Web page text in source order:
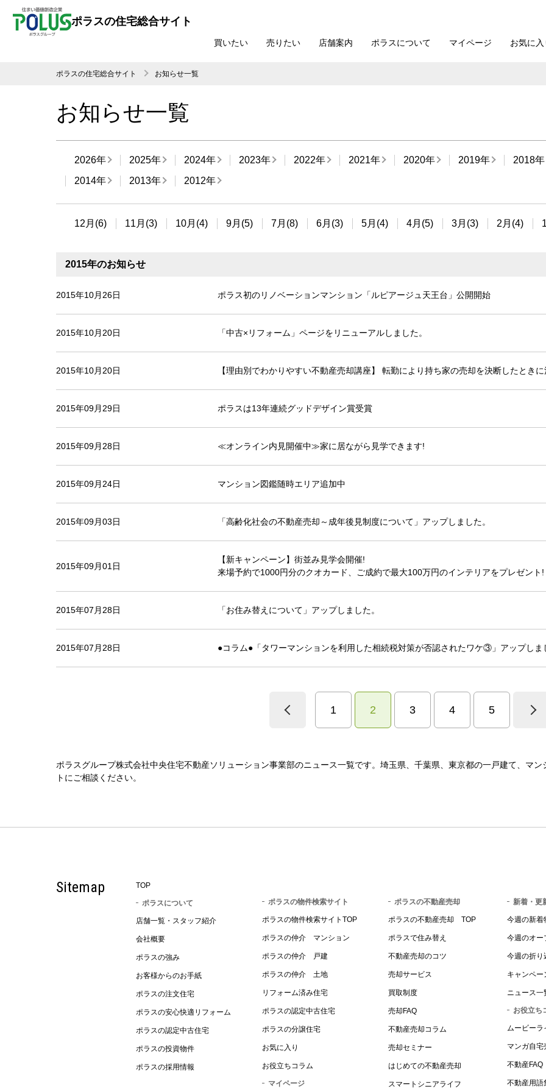
ポラスの住宅総合サイト
買いたい 売りたい 店舗案内 ポラスについて マイページ お気に入
ポラスの住宅総合サイト お知らせ一覧
お知らせ一覧
2026年 2025年 2024年 2023年 2022年 2021年 2020年 2019年 2018年
2014年
2013年 2012年
12月(6) 11月(3) 10月(4) 9月(5) 7月(8) 6月(3) 5月(4) 4月(5) 3月(3) 2月(4)
2015年のお知らせ
2015年10月26日 ポラス初のリノベーションマンション「ルピアージュ天王台」公開開始
2015年10月20日 「中古×リフォーム」ページをリニューアルしました。
2015年10月20日 【理由別でわかりやすい不動産売却講座】 転勤により持ち家の売却を決断したとき
2015年09月29日 ポラスは13年連続グッドデザイン賞受賞
2015年09月28日 ≪オンライン内見開催中≫家に居ながら見学できます!
2015年09月24日 マンション図鑑随時エリア追加中
2015年09月03日 「高齢化社会の不動産売却～成年後見制度について」アップしました。
2015年09月01日
【新キャンペーン】街並み見学会開催!
来場予約で1000円分のクオカード、ご成約で最大100万円のインテリアをプレゼント!
2015年07月28日 「お住み替えについて」アップしました。
2015年07月28日 ●コラム●「タワーマンションを利用した相続税対策が否認されたワケ③」アップしま
1 2 3 4 5
ポラスグループ株式会社中央住宅不動産ソリューション事業部のニュース一覧です。埼玉県、千葉県、東京都の一戸建て、マ
トにご相談ください。
Sitemap TOP
ポラスについて
店舗一覧・スタッフ紹介
会社概要
ポラスの強み
お客様からのお手紙
ポラスの注文住宅
ポラスの安心快適リフォーム
ポラスの認定中古住宅
ポラスの投資物件
ポラスの採用情報
ポラスの物件検索サイト
ポラスの物件検索サイトTOP
ポラスの仲介 マンション
ポラスの仲介 戸建
ポラスの仲介 土地
リフォーム済み住宅
ポラスの認定中古住宅
ポラスの分譲住宅
お気に入り
お役立ちコラム
マイページ
ポラスの不動産売却
ポラスの不動産売却 TOP
ポラスで住み替え
不動産売却のコツ
売却サービス
買取制度
売却FAQ
不動産売却コラム
売却セミナー
はじめての不動産売却
スマートシニアライフ
新着・更
今週の新着
今週のオー
今週の折り
キャンペー
ニュース一
お役立ち
ムービーラ
マンガ自宅
不動産FAQ
不動産用語